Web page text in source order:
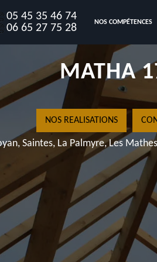
05 45 35 46 74
06 65 27 75 28
NOS COMPÉTENCES
CHARPENTE
MATHA
NOS REALISATIONS
Saintes, La Palmyre, Les